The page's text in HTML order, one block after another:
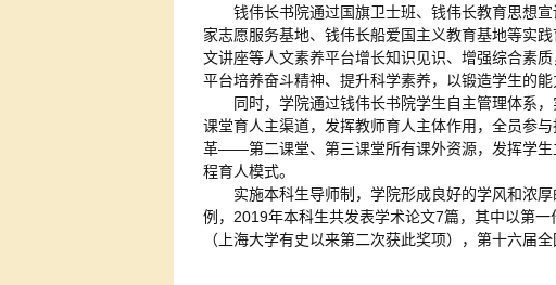
钱伟长书院通过国旗卫士班、钱伟长教育思想
家志愿服务基地、钱伟长船爱国主义教育基地等实
文讲座等人文素养平台增长知识见识、增强综合素
平台培养奋斗精神、提升科学素养，以锻造学生的
同时，学院通过钱伟长书院学生自主管理体系
课堂育人主渠道，发挥教师育人主体作用，全员参
革——第二课堂、第三课堂所有课外资源，发挥学生
程育人模式。
实施本科生导师制，学院形成良好的学风和浓
例，2019年本科生共发表学术论文7篇，其中以第
（上海大学有史以来第二次获此奖项），第十六届全